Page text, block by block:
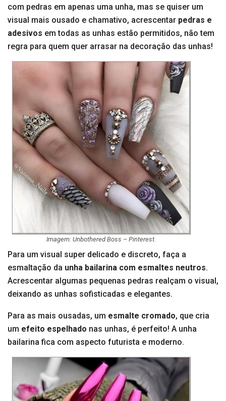
com pedras em apenas uma unha, mas se quiser um
visual mais ousado e chamativo, acrescentar pedras e
adesivos em todas as unhas estão permitidos, não tem
regra para quem quer arrasar na decoração das unhas!
Imagem: Unbothered Boss – Pinterest.
Para um visual super delicado e discreto, faça a
esmaltação da unha bailarina com esmaltes neutros.
Acrescentar algumas pequenas pedras realçam o visual,
deixando as unhas sofisticadas e elegantes.
Para as mais ousadas, um esmalte cromado, que cria
um efeito espelhado nas unhas, é perfeito! A unha
bailarina fica com aspecto futurista e moderno.